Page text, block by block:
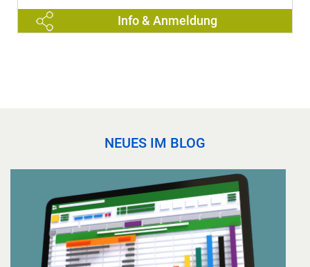
Info & Anmeldung
NEUES IM BLOG